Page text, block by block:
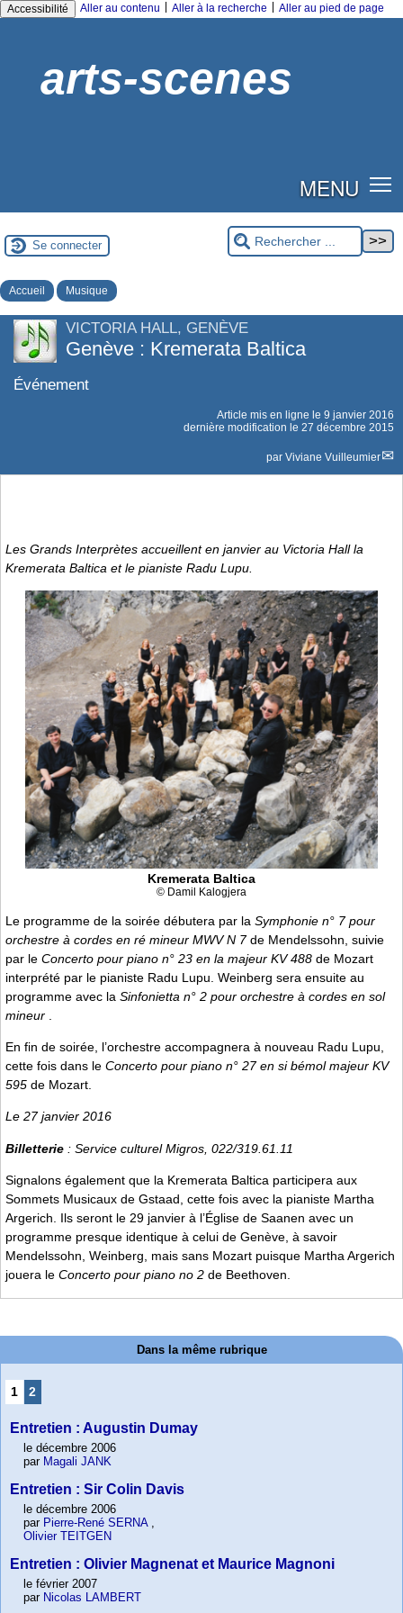
Accessibilité Aller au contenu Aller à la recherche Aller au pied de page
arts-scenes
MENU
Se connecter
Accueil Musique
VICTORIA HALL, GENÈVE
Genève : Kremerata Baltica
Événement
Article mis en ligne le 9 janvier 2016
dernière modification le 27 décembre 2015
par Viviane Vuilleumier
Les Grands Interprètes accueillent en janvier au Victoria Hall la
Kremerata Baltica et le pianiste Radu Lupu.
Kremerata Baltica
© Damil Kalogjera
Le programme de la soirée débutera par la Symphonie n° 7 pour
orchestre à cordes en ré mineur MWV N 7de Mendelssohn, suivie
par le Concerto pour piano n° 23 en la majeur KV 488 de Mozart
interprété par le pianiste Radu Lupu. Weinberg sera ensuite au
programme avec la Sinfonietta n° 2 pour orchestre à cordes en sol
mineur
En fin de soirée, l’orchestre accompagnera à nouveau Radu Lupu,
cette fois dans le Concerto pour piano n° 27 en si bémol majeur KV
595 de Mozart.
Le 27 janvier 2016
Billetterie : Service culturel Migros, 022/319.61.11
Signalons également que la Kremerata Baltica participera aux
Sommets Musicaux de Gstaad, cette fois avec la pianiste Martha
Argerich. Ils seront le 29 janvier à l’Église de Saanen avec un
programme presque identique à celui de Genève, à savoir
Mendelssohn, Weinberg, mais sans Mozart puisque Martha Argerich
jouera le Concerto pour piano no 2 de Beethoven.
Dans la même rubrique
1 2
Entretien : Augustin Dumay
le décembre 2006
par Magali JANK
Entretien : Sir Colin Davis
le décembre 2006
par Pierre-René SERNA,
Olivier TEITGEN
Entretien : Olivier Magnenat et Maurice Magnoni
le février 2007
par Nicolas LAMBERT